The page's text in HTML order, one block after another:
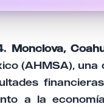
Monclova,
(AHMSA),
a la